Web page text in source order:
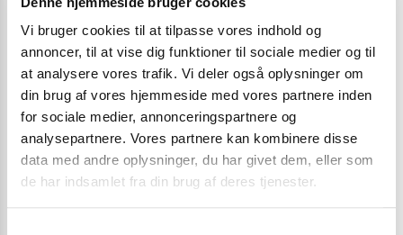
Vi bruger cookies til at tilpasse vores indhold og
annoncer, til at vise dig funktioner til sociale medier og til
at analysere vores trafik. Vi deler også oplysninger om
din brug af vores hjemmeside med vores partnere inden
for sociale medier, annonceringspartnere og
analysepartnere. Vores partnere kan kombinere disse
data med andre oplysninger, du har givet dem, eller som
de har indsamlet fra din brug af deres tjenester.
KØKKENKNIVE OG REDSKABER